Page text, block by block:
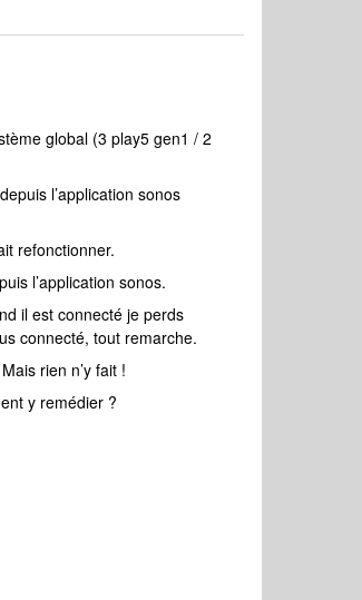
global (3 play5 gen1 / 2
l’application sonos
refonctionner.
l’application sonos.
il est connecté je perds
connecté, tout remarche.
rien n’y fait !
y remédier ?